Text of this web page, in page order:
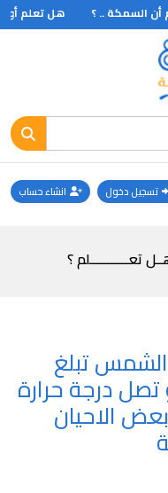
السمكة .. ؟ هل تعلم أول
تسجيل دخول انشاء حساب
تعـــــــــــلم ؟
تبلغ
درجة حرارة
الاحيان